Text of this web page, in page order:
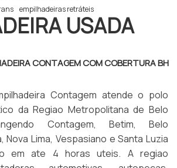
empilhadeiras retráteis
USADA
CONTAGEM COM COBERTURA BH
Contagem atende o polo
da Regiao Metropolitana de Belo
Contagem, Betim, Belo
Nova Lima, Vespasiano e Santa Luzia
em ate 4 horas uteis. A regiao